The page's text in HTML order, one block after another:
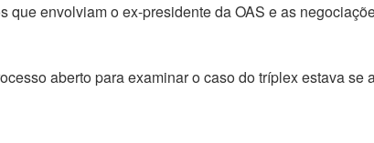
envolviam o ex-presidente da OAS e as
aberto para examinar o caso do tríplex estava se